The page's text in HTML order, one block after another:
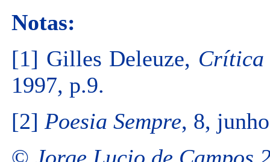
Notas:
[1] Gilles Deleuze,
1997, p.9.
[2] Poesia Sempre, 8,